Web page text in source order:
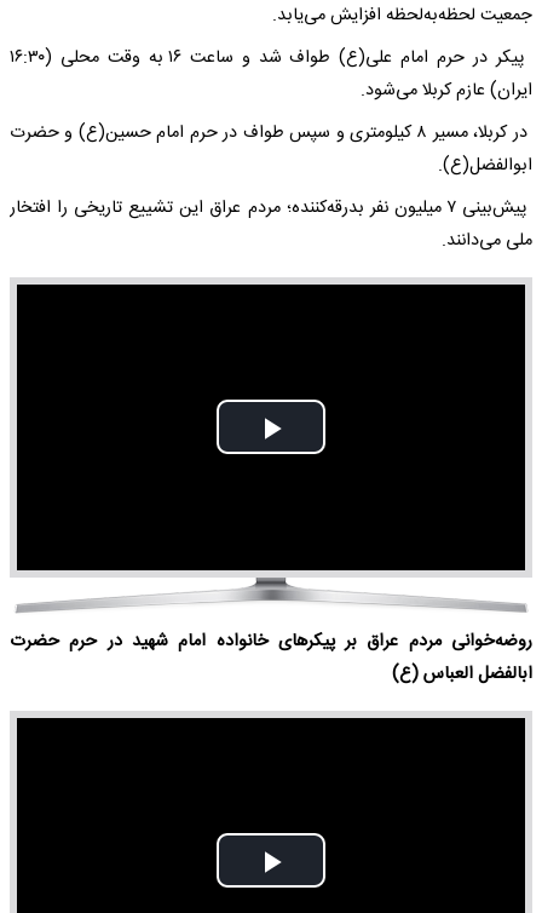
جمعیت لحظه‌به‌لحظه افزایش می‌یابد.
پیکر در حرم امام علی(ع) طواف شد و ساعت ۱۶ به وقت محلی (۱۶:۳۰
ایران) عازم کربلا می‌شود.
در کربلا، مسیر ۸ کیلومتری و سپس طواف در حرم امام حسین(ع) و حضرت
ابوالفضل(ع).
پیش‌بینی ۷ میلیون نفر بدرقه‌کننده؛ مردم عراق این تشییع تاریخی را افتخار
ملی می‌دانند.
Play
روضه‌خوانی مردم عراق بر پیکرهای خانواده امام شهید در حرم حضرت
ابالفضل العباس (ع)
Play